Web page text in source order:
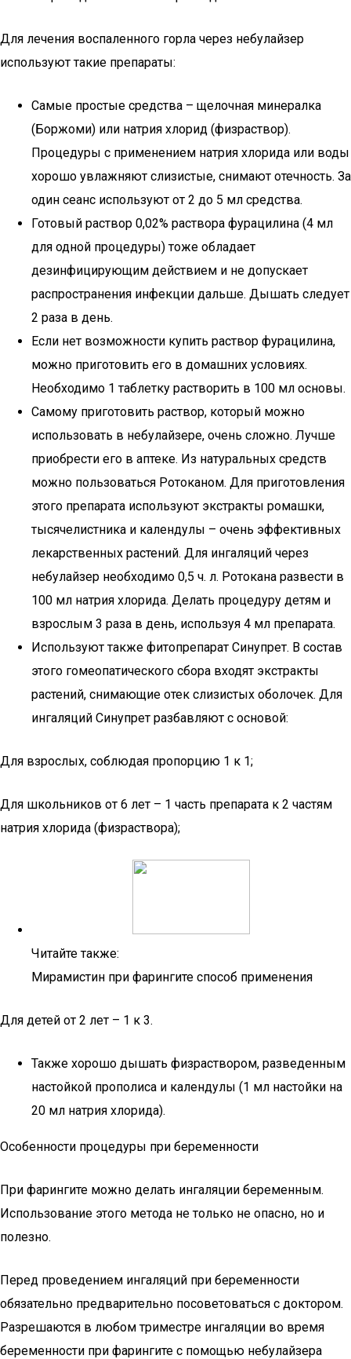
Для лечения воспаленного горла через небулайзер
используют такие препараты:
Самые простые средства – щелочная минералка
(Боржоми) или натрия хлорид (физраствор).
Процедуры с применением натрия хлорида или воды
хорошо увлажняют слизистые, снимают отечность. За
один сеанс используют от 2 до 5 мл средства.
Готовый раствор 0,02% раствора фурацилина (4 мл
для одной процедуры) тоже обладает
дезинфицирующим действием и не допускает
распространения инфекции дальше. Дышать следует
2 раза в день.
Если нет возможности купить раствор фурацилина,
можно приготовить его в домашних условиях.
Необходимо 1 таблетку растворить в 100 мл основы.
Самому приготовить раствор, который можно
использовать в небулайзере, очень сложно. Лучше
приобрести его в аптеке. Из натуральных средств
можно пользоваться Ротоканом. Для приготовления
этого препарата используют экстракты ромашки,
тысячелистника и календулы – очень эффективных
лекарственных растений. Для ингаляций через
небулайзер необходимо 0,5 ч. л. Ротокана развести в
100 мл натрия хлорида. Делать процедуру детям и
взрослым 3 раза в день, используя 4 мл препарата.
Используют также фитопрепарат Синупрет. В состав
этого гомеопатического сбора входят экстракты
растений, снимающие отек слизистых оболочек. Для
ингаляций Синупрет разбавляют с основой:
Для взрослых, соблюдая пропорцию 1 к 1;
Для школьников от 6 лет – 1 часть препарата к 2 частям
натрия хлорида (физраствора);
Читайте также:
Мирамистин при фарингите способ применения
Для детей от 2 лет – 1 к 3.
Также хорошо дышать физраствором, разведенным
настойкой прополиса и календулы (1 мл настойки на
20 мл натрия хлорида).
Особенности процедуры при беременности
При фарингите можно делать ингаляции беременным.
Использование этого метода не только не опасно, но и
полезно.
Перед проведением ингаляций при беременности
обязательно предварительно посоветоваться с доктором.
Разрешаются в любом триместре ингаляции во время
беременности при фарингите с помощью небулайзера